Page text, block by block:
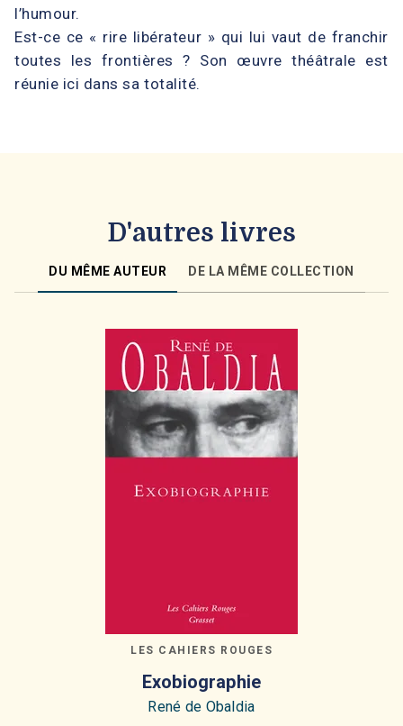
l’humour.
Est-ce ce « rire libérateur » qui lui vaut de franchir
toutes les frontières ? Son œuvre théâtrale est
réunie ici dans sa totalité.
D'autres livres
DU MÊME AUTEUR DE LA MÊME COLLECTION
LES CAHIERS ROUGES
Exobiographie
René de Obaldia